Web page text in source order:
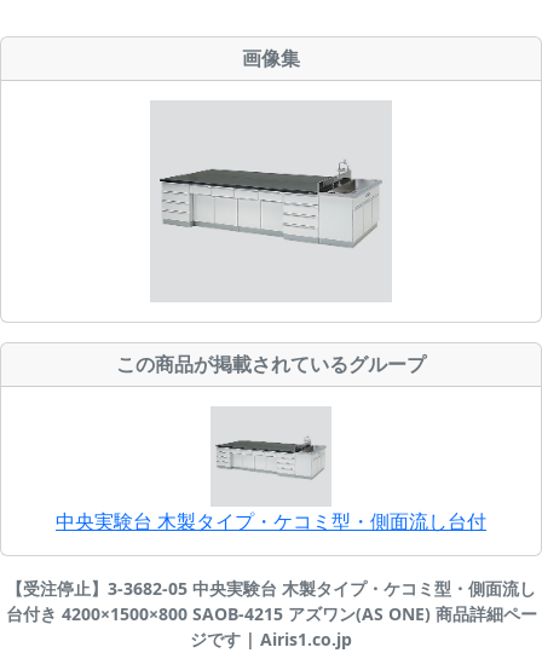
画像集
この商品が掲載されているグループ
中央実験台 木製タイプ・ケコミ型・側面流し台付
【受注停止】3-3682-05 中央実験台 木製タイプ・ケコミ型・側面流し
台付き 4200×1500×800 SAOB-4215 アズワン(AS ONE) 商品詳細ペー
ジです | Airis1.co.jp